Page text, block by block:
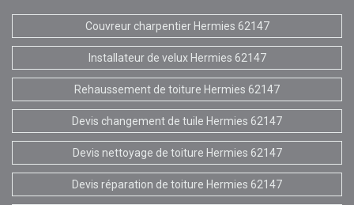
Couvreur charpentier Hermies 62147
Installateur de velux Hermies 62147
Rehaussement de toiture Hermies 62147
Devis changement de tuile Hermies 62147
Devis nettoyage de toiture Hermies 62147
Devis réparation de toiture Hermies 62147